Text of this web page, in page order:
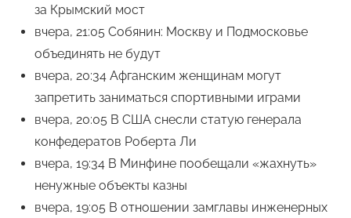
за Крымский мост
вчера, 21:05 Собянин: Москву и Подмосковье
объединять не будут
вчера, 20:34 Афганским женщинам могут
запретить заниматься спортивными играми
вчера, 20:05 В США снесли статую генерала
конфедератов Роберта Ли
вчера, 19:34 В Минфине пообещали «жахнуть»
ненужные объекты казны
вчера, 19:05 В отношении замглавы инженерных